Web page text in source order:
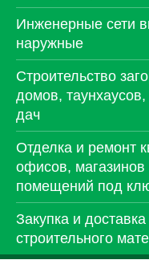
Инженерные сети
наружные
Строительство
домов,
дач
Отделка и ремонт
офисов, магазинов
помещений под
Закупка и доставка
строительного